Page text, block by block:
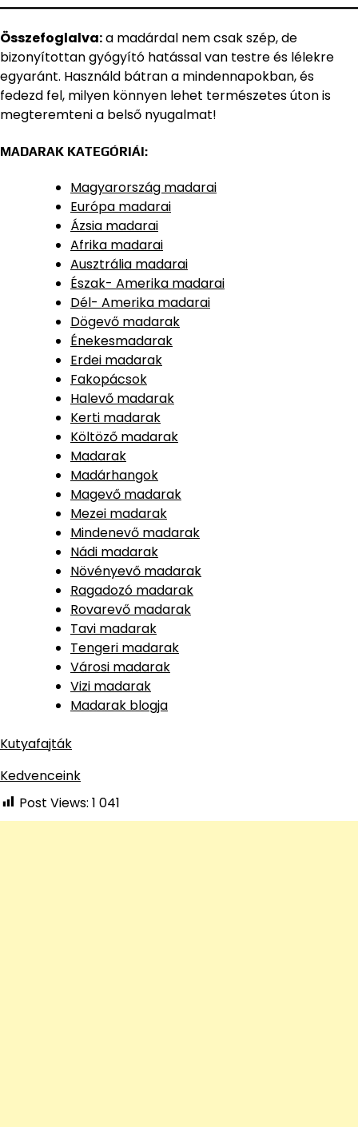
Összefoglalva:a madárdal nem csak szép, de
bizonyítottan gyógyító hatással van testre és lélekre
egyaránt. Használd bátran a mindennapokban, és
fedezd fel, milyen könnyen lehet természetes úton is
megteremteni a belső nyugalmat!
MADARAK KATEGÓRIÁI:
Magyarország madarai
Európa madarai
Ázsia madarai
Afrika madarai
Ausztrália madarai
Észak- Amerika madarai
Dél- Amerika madarai
Dögevő madarak
Énekesmadarak
Erdei madarak
Fakopácsok
Halevő madarak
Kerti madarak
Költöző madarak
Madarak
Madárhangok
Magevő madarak
Mezei madarak
Mindenevő madarak
Nádi madarak
Növényevő madarak
Ragadozó madarak
Rovarevő madarak
Tavi madarak
Tengeri madarak
Városi madarak
Vizi madarak
Madarak blogja
Kutyafajták
Kedvenceink
Post Views: 1 041